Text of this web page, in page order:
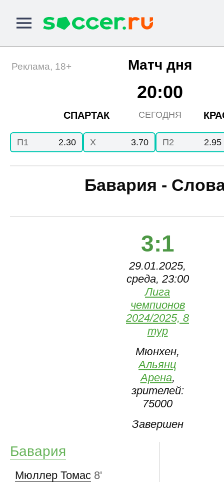
Матч дня
СПАРТАК
20:00
СЕГОДНЯ
Реклама, 18+
П1 2.30 X 3.70 П2 2.95
Бавария -
3:1
29.01.2025,
среда, 23:00
Лига
чемпионов
2024/2025, 8
тур
Мюнхен,
Альянц
Арена,
зрителей:
75000
Завершен
Бавария
Мюллер Томас 8'